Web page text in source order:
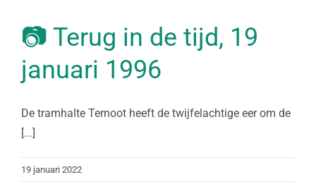
📷 Terug in de tijd, 19
januari 1996
De tramhalte Ternoot heeft de twijfelachtige eer om de
[...]
19 januari 2022